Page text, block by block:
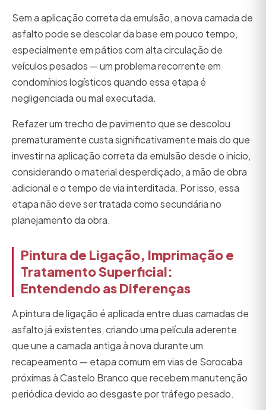
Sem a aplicação correta da emulsão, a nova camada de
asfalto pode se descolar da base em pouco tempo,
especialmente em pátios com alta circulação de
veículos pesados — um problema recorrente em
condomínios logísticos quando essa etapa é
negligenciada ou mal executada.
Refazer um trecho de pavimento que se descolou
prematuramente custa significativamente mais do que
investir na aplicação correta da emulsão desde o início,
considerando o material desperdiçado, a mão de obra
adicional e o tempo de via interditada. Por isso, essa
etapa não deve ser tratada como secundária no
planejamento da obra.
Pintura de Ligação, Imprimação e
Tratamento Superficial:
Entendendo as Diferenças
A pintura de ligação é aplicada entre duas camadas de
asfalto já existentes, criando uma película aderente
que une a camada antiga à nova durante um
recapeamento — etapa comum em vias de Sorocaba
próximas à Castelo Branco que recebem manutenção
periódica devido ao desgaste por tráfego pesado.